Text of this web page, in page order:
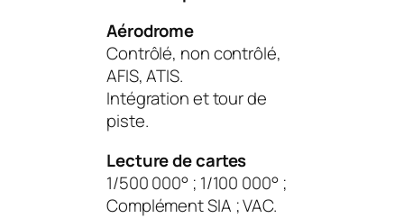
Aérodrome
Contrôlé, non contrôlé,
AFIS, ATIS.
Intégration et tour de
piste.
Lecture de cartes
1/500 000° ; 1/100 000° ;
Complément SIA ; VAC.